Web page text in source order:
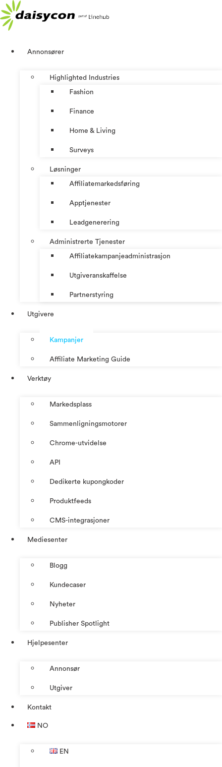
Skip
to
content
Annonsører
Highlighted Industries
Fashion
Finance
Home & Living
Surveys
Løsninger
Affiliatemarkedsføring
Apptjenester
Leadgenerering
Administrerte Tjenester
Affiliatekampanjeadministrasjon
Utgiveranskaffelse
Partnerstyring
Utgivere
Kampanjer
Affiliate Marketing Guide
Verktøy
Markedsplass
Sammenligningsmotorer
Chrome-utvidelse
API
Dedikerte kupongkoder
Produktfeeds
CMS-integrasjoner
Mediesenter
Blogg
Kundecaser
Nyheter
Publisher Spotlight
Hjelpesenter
Annonsør
Utgiver
Kontakt
NO
EN